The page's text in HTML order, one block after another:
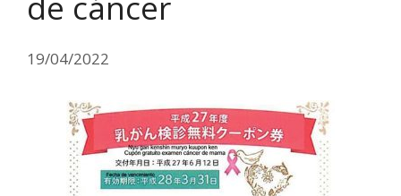
19/04/2022